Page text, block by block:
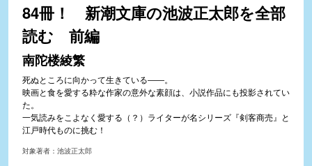
84冊！ 新潮文庫の池波正太郎を全部
読む 前編
南陀楼綾繁
死ぬところに向かって生きている――。
映画と食を愛する粋な作家の意外な素顔は、小説作品にも投影されてい
た。
一気読みをこよなく愛する（？）ライターが名シリーズ『剣客商売』と
江戸時代ものに挑む！
対象著者：池波正太郎